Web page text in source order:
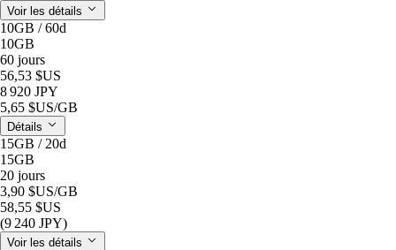
Voir les détails
10GB / 60d
10GB
60 jours
56,53 $US
8 920 JPY
5,65 $US/GB
Détails
15GB / 20d
15GB
20 jours
3,90 $US/GB
58,55 $US
(9 240 JPY)
Voir les détails